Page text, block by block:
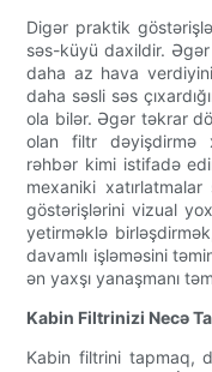
Digər praktik
səs-küyü daxildir.
daha az hava
daha səsli səs
ola bilər. Əgər təkrar
olan filtr dəyişdirmə
rəhbər kimi istifadə
mexaniki
göstərişlərini vizual
yetirməklə
davamlı işləməsini
ən yaxşı yanaşmanı
Kabin Filtrinizi Necə
Kabin filtrini tapmaq,